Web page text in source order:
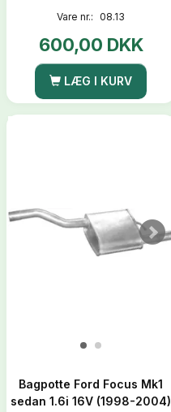
Vare nr.: 08.13
600,00 DKK
LÆG I KURV
Bagpotte Ford Focus Mk1
sedan 1.6i 16V (1998-2004)